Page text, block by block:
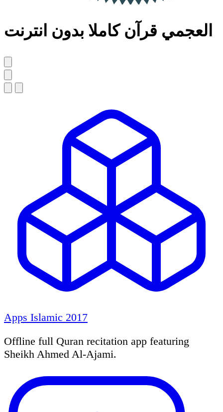
العجمي قرآن كاملا بدون انترنت
Apps Islamic 2017
Offline full Quran recitation app featuring
Sheikh Ahmed Al-Ajami.